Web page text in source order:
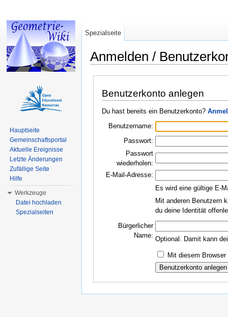
Anmelden /
Benutzerkonto anlegen
Du hast bereits ein Benutzerkonto?
Benutzername:
Passwort:
Passwort
wiederholen:
E-Mail-Adresse:
Es wird eine gültige E-
Mit anderen Benutzern
du deine Identität
Bürgerlicher
Name: Optional. Damit kann
Mit diesem
Spezialseite
Hauptseite
Gemeinschaftsportal
Aktuelle Ereignisse
Letzte Änderungen
Zufällige Seite
Hilfe
Werkzeuge
Datei hochladen
Spezialseiten